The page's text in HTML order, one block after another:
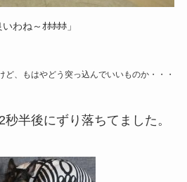
わね～ｵﾎﾎﾎﾎ」
、もはやどう突っ込んでいいものか・・・
半後にずり落ちてました。